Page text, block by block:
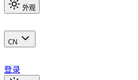
外观
CN
登录